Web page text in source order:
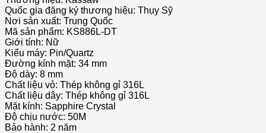
Quốc gia đăng ký thương hiệu: Thụy Sỹ
Nơi sản xuất: Trung Quốc
Mã sản phẩm: KS886L-DT
Giới tính: Nữ
Kiểu máy: Pin/Quartz
Đường kính mặt: 34 mm
Độ dày: 8 mm
Chất liệu vỏ: Thép không gỉ 316L
Chất liệu dây: Thép không gỉ 316L
Mặt kính: Sapphire Crystal
Độ chịu nước: 50M
Bảo hành: 2 năm